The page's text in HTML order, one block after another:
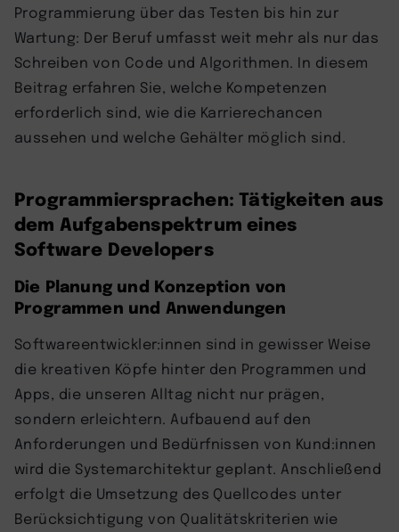
Programmierung über das Testen bis hin zur
Wartung: Der Beruf umfasst weit mehr als nur das
Schreiben von Code und Algorithmen. In diesem
Beitrag erfahren Sie, welche Kompetenzen
erforderlich sind, wie die Karrierechancen
aussehen und welche Gehälter möglich sind.
Programmiersprachen: Tätigkeiten aus
dem Aufgabenspektrum eines
Software Developers
Die Planung und Konzeption von
Programmen und Anwendungen
Softwareentwickler:innen sind in gewisser Weise
die kreativen Köpfe hinter den Programmen und
Apps, die unseren Alltag nicht nur prägen,
sondern erleichtern. Aufbauend auf den
Anforderungen und Bedürfnissen von Kund:innen
wird die Systemarchitektur geplant. Anschließend
erfolgt die Umsetzung des Quellcodes unter
Berücksichtigung von Qualitätskriterien wie